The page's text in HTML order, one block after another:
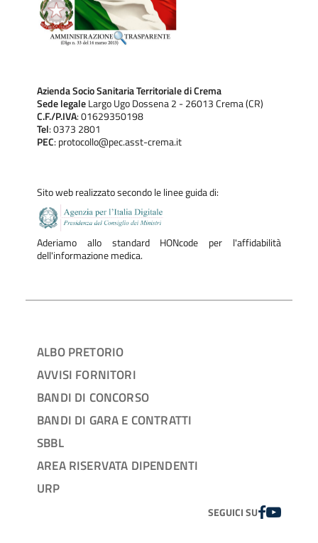
Azienda Socio Sanitaria Territoriale di Crema
Sede legaleLargo Ugo Dossena 2 - 26013 Crema (CR)
C.F./P.IVA: 01629350198
Tel: 0373 2801
PEC: protocollo@pec.asst-crema.it
Sito web realizzato secondo le linee guida di:
Aderiamo allo standard HONcode per l'affidabilità
dell'informazione medica.
ALBO PRETORIO
AVVISI FORNITORI
BANDI DI CONCORSO
BANDI DI GARA E CONTRATTI
SBBL
AREA RISERVATA DIPENDENTI
URP
SEGUICI SUFACEBOOK
YOUTUBE